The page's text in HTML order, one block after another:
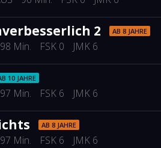
2 AB 8 JAHRE
98 Min. FSK 0 JMK 6
10 JAHRE
97 Min. FSK 6 JMK 6
AB 8 JAHRE
97 Min. FSK 6 JMK 6